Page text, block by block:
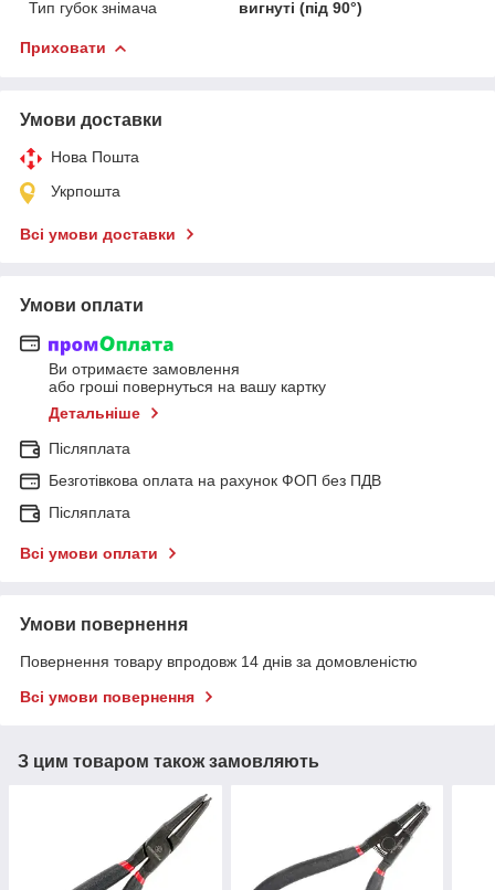
Тип губок знімача
вигнуті (під 90°)
Приховати
Умови доставки
Нова Пошта
Укрпошта
Всі умови доставки
Умови оплати
Ви отримаєте замовлення
або гроші повернуться на вашу картку
Детальніше
Післяплата
Безготівкова оплата на рахунок ФОП без ПДВ
Післяплата
Всі умови оплати
Умови повернення
Повернення товару впродовж 14 днів за домовленістю
Всі умови повернення
З цим товаром також замовляють